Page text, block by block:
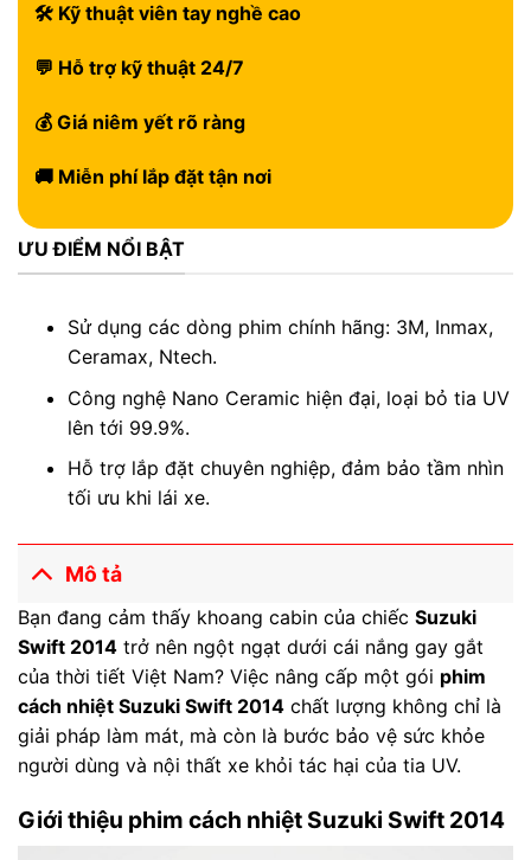
🛠 Kỹ thuật viên tay nghề cao
💬 Hỗ trợ kỹ thuật 24/7
💰 Giá niêm yết rõ ràng
🚚 Miễn phí lắp đặt tận nơi
ƯU ĐIỂM NỔI BẬT
Sử dụng các dòng phim chính hãng: 3M, Inmax,
Ceramax, Ntech.
Công nghệ Nano Ceramic hiện đại, loại bỏ tia UV
lên tới 99.9%.
Hỗ trợ lắp đặt chuyên nghiệp, đảm bảo tầm nhìn
tối ưu khi lái xe.
Mô tả
Bạn đang cảm thấy khoang cabin của chiếc Suzuki
Swift 2014 trở nên ngột ngạt dưới cái nắng gay gắt
của thời tiết Việt Nam? Việc nâng cấp một gói phim
cách nhiệt Suzuki Swift 2014 chất lượng không chỉ là
giải pháp làm mát, mà còn là bước bảo vệ sức khỏe
người dùng và nội thất xe khỏi tác hại của tia UV.
Giới thiệu phim cách nhiệt Suzuki Swift 2014